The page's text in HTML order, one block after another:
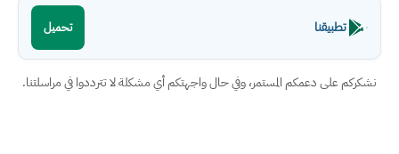
تطبيقنا تحميل
نشكركم على دعمكم المستمر، وفي حال واجهتكم أي مشكلة لا تترددوا في مراسلتنا.